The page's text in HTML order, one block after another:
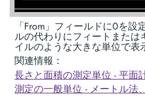
「From」フィールドに0を設
ルの代わりにフィートまたは
イルのような大きな単位で表
関連情報：
長さと面積の測定単位 - 平面
測定の一般単位 - メートル法